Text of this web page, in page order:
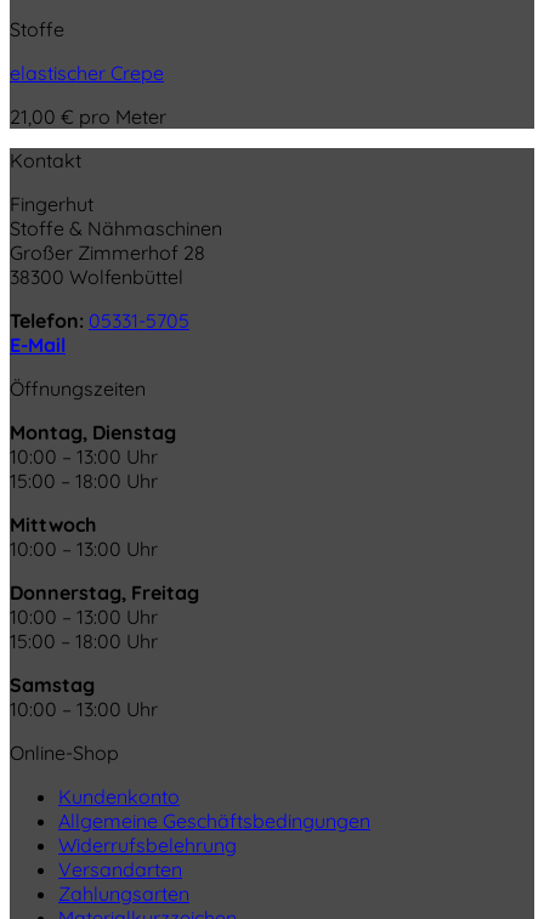
Stoffe
elastischer Crepe
21,00 € pro Meter
Kontakt
Fingerhut
Stoffe & Nähmaschinen
Großer Zimmerhof 28
38300 Wolfenbüttel
Telefon: 05331-5705
E-Mail
Öffnungszeiten
Montag, Dienstag
10:00 – 13:00 Uhr
15:00 – 18:00 Uhr
Mittwoch
10:00 – 13:00 Uhr
Donnerstag, Freitag
10:00 – 13:00 Uhr
15:00 – 18:00 Uhr
Samstag
10:00 – 13:00 Uhr
Online-Shop
Kundenkonto
Allgemeine Geschäftsbedingungen
Widerrufsbelehrung
Versandarten
Zahlungsarten